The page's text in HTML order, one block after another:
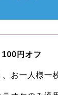
円オフ
、お一人様一